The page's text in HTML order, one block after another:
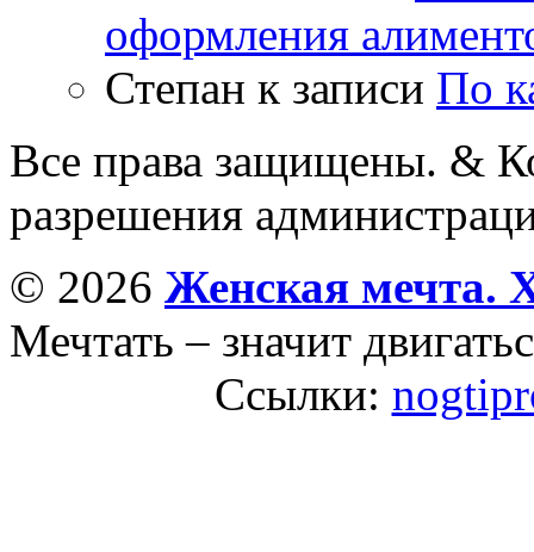
оформления
Степан к записи По
Все права защищены. &
разрешения
© 2026 Женская мечта.
Мечтать – значит
Ссылки: